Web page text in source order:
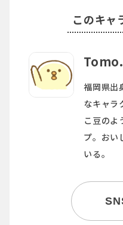
このキャ
福岡県出
なキャラ
こ豆のよ
プ。おい
いる。